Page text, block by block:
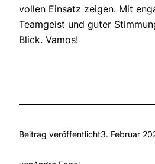
vollen Einsatz zeigen. Mit
Teamgeist und guter
Blick. Vamos!
Beitrag veröffentlicht3. Februar